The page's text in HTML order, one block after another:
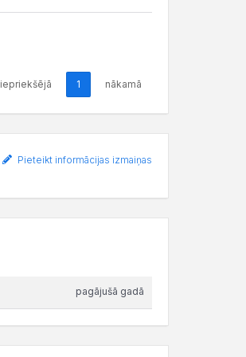
iepriekšējā 1 nākamā
Pieteikt informācijas izmaiņas
pagājušā gadā